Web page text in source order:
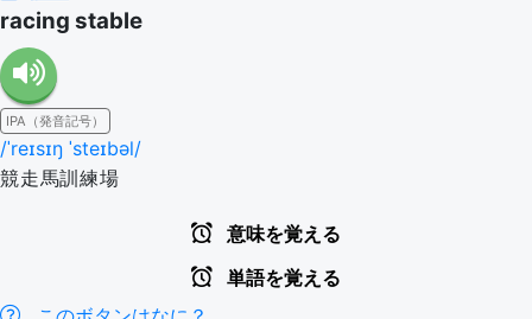
racing stable
IPA（発音記号）
/ˈreɪsɪŋ ˈsteɪbəl/
競走馬訓練場
意味を覚える
単語を覚える